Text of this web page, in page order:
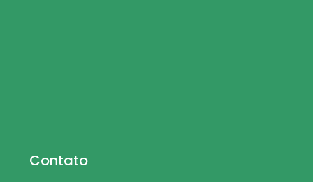
Contato